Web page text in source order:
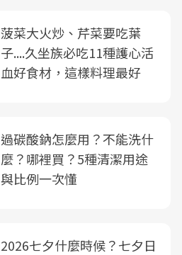
菠菜大火炒、芹菜要吃葉
子....久坐族必吃11種護心活
血好食材，這樣料理最好
過碳酸鈉怎麼用？不能洗什
麼？哪裡買？5種清潔用途
與比例一次懂
2026七夕什麼時候？七夕日